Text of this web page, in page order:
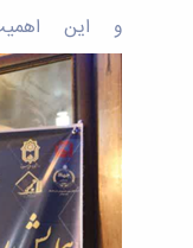
و این